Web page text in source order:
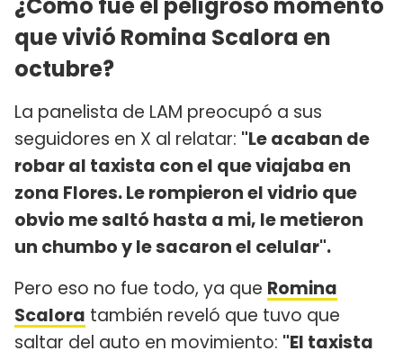
que vivió Romina Scalora en
octubre?
La panelista de LAM preocupó a sus
seguidores en X al relatar: "Le acaban de
robar al taxista con el que viajaba en
zona Flores. Le rompieron el vidrio que
obvio me saltó hasta a mi, le metieron
un chumbo y le sacaron el celular".
Pero eso no fue todo, ya que Romina
Scalora también reveló que tuvo que
saltar del auto en movimiento: "El taxista